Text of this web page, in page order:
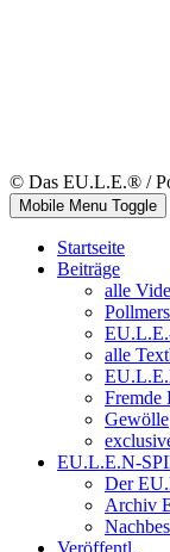
© Das EU.L.E.® /
Mobile Menu Toggle
Startseite
Beiträge
alle
alle
Fremde
Gewölle
EU.L.E.N-
Der
Archiv